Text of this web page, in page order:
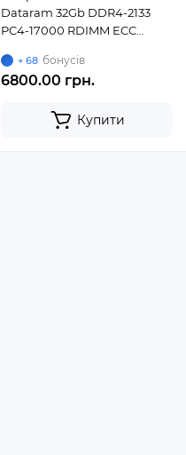
Dataram 32Gb DDR4-2133
PC4-17000 RDIMM ECC
+ 68 бонусів
6800.00 грн.
Купити